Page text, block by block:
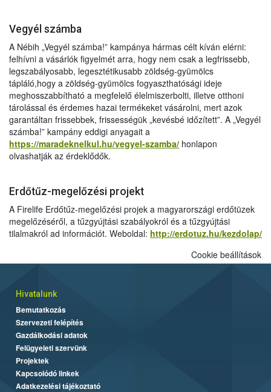
Vegyél számba
A Nébih „Vegyél számba!” kampánya hármas célt kíván elérni:
felhívni a vásárlók figyelmét arra, hogy nem csak a legfrissebb,
legszabályosabb, legesztétikusabb zöldség-gyümölcs
tápláló,hogy a zöldség-gyümölcs fogyaszthatósági ideje
meghosszabbítható a megfelelő élelmiszerbolti, illetve otthoni
tárolással és érdemes hazai termékeket vásárolni, mert azok
garantáltan frissebbek, frissességük „kevésbé időzített”. A „Vegyél
számba!” kampány eddigi anyagait a
https://maradeknelkul.hu/vegyel-szamba/ honlapon
olvashatják az érdeklődők.
Erdőtűz-megelőzési projekt
A Firelife Erdőtűz-megelőzési projek a magyarországi erdőtüzek
megelőzéséről, a tűzgyújtási szabályokról és a tűzgyújtási
tilalmakról ad információt. Weboldal: http://erdotuz.hu/kezdolap/
Cookie beállítások
Hivatalunk
Bemutatkozás
Szervezeti felépítés
Gazdálkodási adatok
Felügyeleti szervünk
Projektek
Kapcsolódó linkek
Adatkezelési tájékoztató